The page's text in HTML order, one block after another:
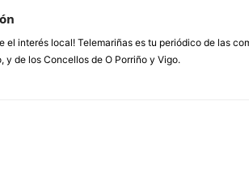
el interés local! Telemariñas es tu periódico de las
y de los Concellos de O Porriño y Vigo.